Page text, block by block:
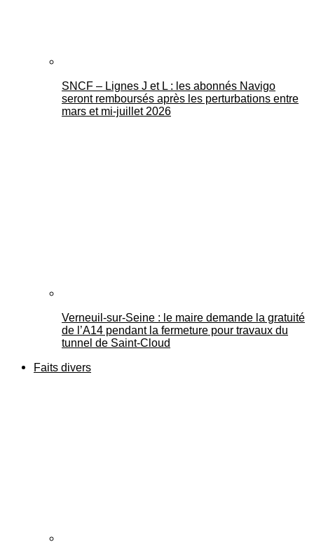
SNCF – Lignes J et L : les abonnés Navigo
seront remboursés après les perturbations entre
mars et mi-juillet 2026
Verneuil-sur-Seine : le maire demande la gratuité
de l’A14 pendant la fermeture pour travaux du
tunnel de Saint-Cloud
Faits divers